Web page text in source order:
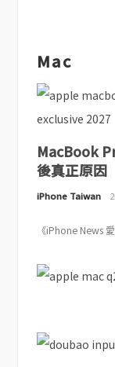
Mac
MacBook
後真正原因
iPhone Taiwan
《iPhone News